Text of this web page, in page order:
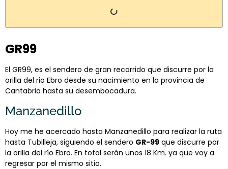
GR99
El GR99, es el sendero de gran recorrido que discurre por la
orilla del rio Ebro desde su nacimiento en la provincia de
Cantabria hasta su desembocadura.
Manzanedillo
Hoy me he acercado hasta Manzanedillo para realizar la ruta
hasta Tubilleja, siguiendo el sendero GR-99 que discurre por
la orilla del río Ebro. En total serán unos 18 Km. ya que voy a
regresar por el mismo sitio.